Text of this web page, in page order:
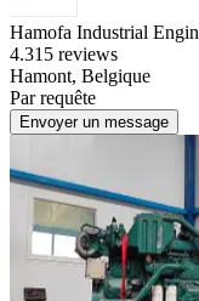
Hamofa Industrial
4.315 reviews
Hamont, Belgique
Par requête
Envoyer un message